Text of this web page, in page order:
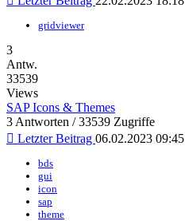
gridviewer
3
Antw.
33539
Views
SAP Icons & Themes
3 Antworten / 33539 Zugriffe
Letzter Beitrag 06.02.2023 09:45
bds
gui
icon
sap
theme